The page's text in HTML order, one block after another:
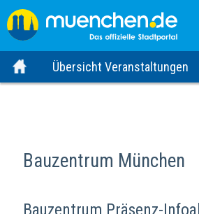
Übersicht Veranstaltungen
Bauzentrum München
Bauzentrum Präsenz-